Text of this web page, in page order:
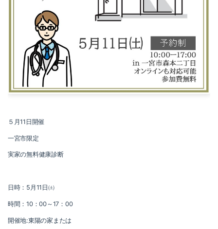
５月11日開催
一宮市限定
実家の無料健康診断
日時： 5 月 11 日㈯
時間：10：00～ 17 ： 00
開催地:東陽の家または